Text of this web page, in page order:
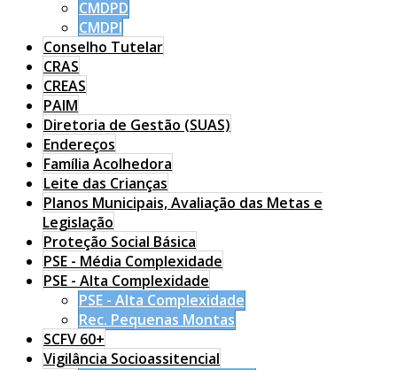
CMDPD
CMDPI
Conselho Tutelar
CRAS
CREAS
PAIM
Diretoria de Gestão (SUAS)
Endereços
Família Acolhedora
Leite das Crianças
Planos Municipais, Avaliação das Metas e
Legislação
Proteção Social Básica
PSE - Média Complexidade
PSE - Alta Complexidade
PSE - Alta Complexidade
Rec. Pequenas Montas
SCFV 60+
Vigilância Socioassitencial